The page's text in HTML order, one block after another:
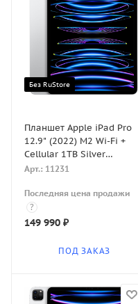
Без RuStore
Планшет Apple iPad Pro
12.9" (2022) M2 Wi-Fi +
Cellular 1TB Silver
(Серебристый)
Арт.: 11231
Последняя цена продажи
?
149 990 ₽
ПОД ЗАКАЗ